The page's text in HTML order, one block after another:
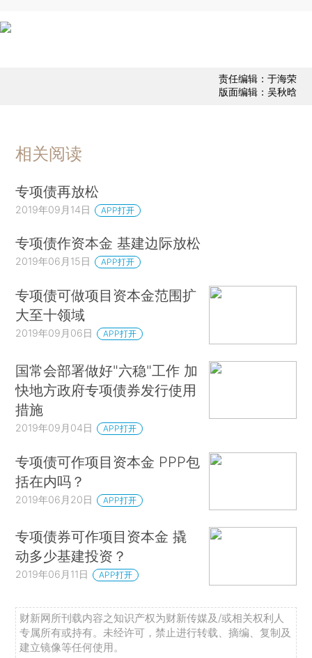
责任编辑：于海荣
版面编辑：吴秋晗
相关阅读
专项债再放松
2019年09月14日 APP打开
专项债作资本金 基建边际放松
2019年06月15日 APP打开
专项债可做项目资本金范围扩
大至十领域
2019年09月06日 APP打开
国常会部署做好"六稳"工作 加
快地方政府专项债券发行使用
措施
2019年09月04日 APP打开
专项债可作项目资本金 PPP包
括在内吗？
2019年06月20日 APP打开
专项债券可作项目资本金 撬
动多少基建投资？
2019年06月11日 APP打开
财新网所刊载内容之知识产权为财新传媒及/或相关权利人
专属所有或持有。未经许可，禁止进行转载、摘编、复制及
建立镜像等任何使用。